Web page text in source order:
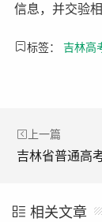
信息，并交验
标签： 吉林高
上一篇
相关文章